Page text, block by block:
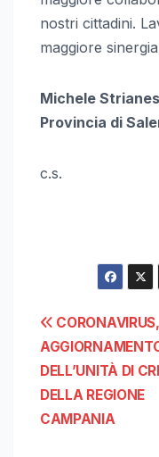
nostri cittadini.
maggiore
Michele
Provincia di
c.s.
articoli
CORONAVIRUS,
DELL’UNITÀ DI
DELLA REGIONE
CAMPANIA